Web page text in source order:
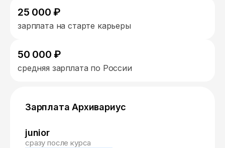
25 000 ₽
зарплата на старте карьеры
50 000 ₽
средняя зарплата по России
Зарплата Архивариус
junior
сразу после курса